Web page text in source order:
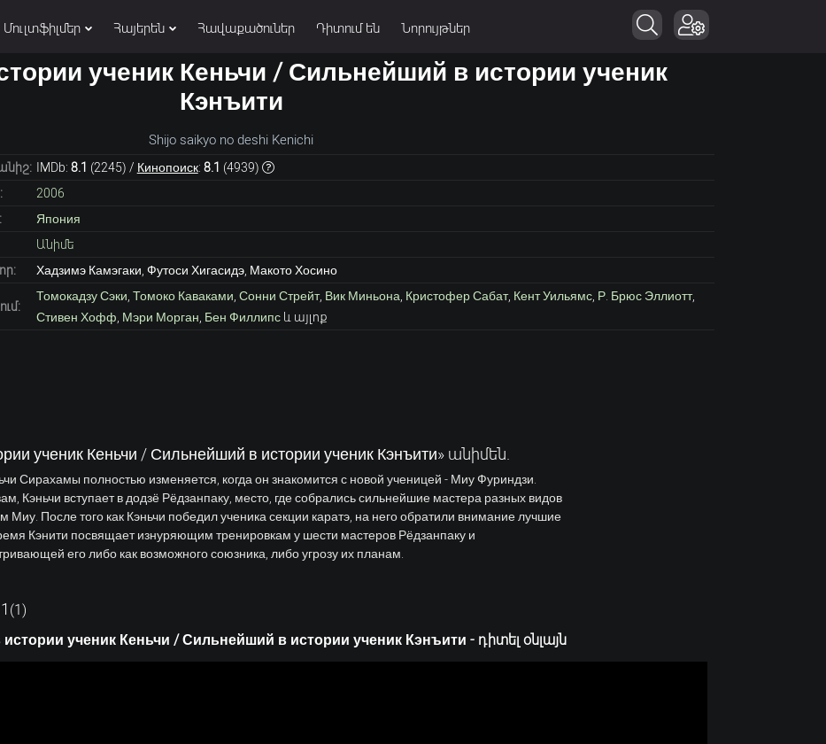
Մուլտֆիլմեր Հայերեն Հավաքածուներ Դիտում են Նորույթներ
ученик Кеньчи / Сильнейший в истории ученик
Кэнъити
Shijo saikyo no deshi Kenichi
IMDb: 8.1 (2245) / Кинопоиск: 8.1 (4939)
2006
Япония
Անիմե
Хадзимэ Камэгаки, Футоси Хигасидэ, Макото Хосино
Томокадзу Сэки Томоко Каваками Сонни Стрейт, Вик Миньона Кристофер Сабат, Кент Уильямс, Р. Брюс Эллиотт,
Стивен Хофф Мэри Морган Бен Филлипсև այլոք
ученик Кеньчи / Сильнейший в истории ученик Кэнъити» անիմեն.
Сирахамы полностью изменяется, когда он знакомится с новой ученицей - Миу Фуриндзи.
Кэньчи вступает в додзё Рёдзанпаку, место, где собрались сильнейшие мастера разных видов
Миу. После того как Кэньчи победил ученика секции каратэ, на него обратили внимание лучшие
Кэнити посвящает изнуряющим тренировкам у шести мастеров Рёдзанпаку и
его либо как возможного союзника, либо угрозу их планам.
1 (1)
ученик Кеньчи / Сильнейший в истории ученик Кэнъити - դիտել օնլայն